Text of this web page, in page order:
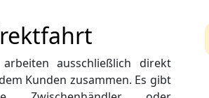
ausschließlich direkt
Kunden zusammen. Es gibt